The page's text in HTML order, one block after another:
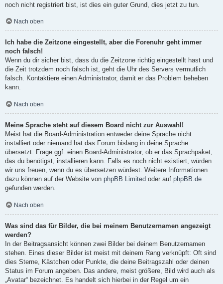
noch nicht registriert bist, ist dies ein guter Grund, dies jetzt zu tun.
Nach oben
Ich habe die Zeitzone eingestellt, aber die Forenuhr geht immer
noch falsch!
Wenn du dir sicher bist, dass du die Zeitzone richtig eingestellt hast und
die Zeit trotzdem noch falsch ist, geht die Uhr des Servers vermutlich
falsch. Kontaktiere einen Administrator, damit er das Problem beheben
kann.
Nach oben
Meine Sprache steht auf diesem Board nicht zur Auswahl!
Meist hat die Board-Administration entweder deine Sprache nicht
installiert oder niemand hat das Forum bislang in deine Sprache
übersetzt. Frage ggf. einen Board-Administrator, ob er das Sprachpaket,
das du benötigst, installieren kann. Falls es noch nicht existiert, würden
wir uns freuen, wenn du es übersetzen würdest. Weitere Informationen
dazu können auf der Website von phpBB Limited oder auf phpBB.de
gefunden werden.
Nach oben
Was sind das für Bilder, die bei meinem Benutzernamen angezeigt
werden?
In der Beitragsansicht können zwei Bilder bei deinem Benutzernamen
stehen. Eines dieser Bilder ist meist mit deinem Rang verknüpft: Oft sind
dies Sterne, Kästchen oder Punkte, die deine Beitragszahl oder deinen
Status im Forum angeben. Das andere, meist größere, Bild wird auch als
„Avatar“ bezeichnet. Es handelt sich hierbei in der Regel um ein